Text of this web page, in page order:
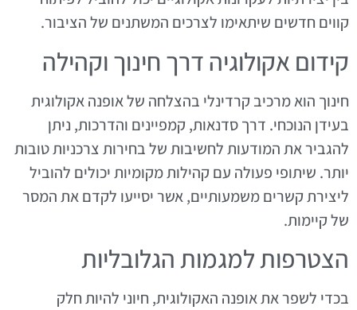
קווים חדשים שיתאימו לצרכים המשתנים של הציבור.
קידום אקולוגיה דרך חינוך וקהילה
חינוך הוא מרכיב קרדינלי בהצלחה של אופנה אקולוגית
בעידן הנוכחי. דרך סדנאות, קמפיינים והדרכות, ניתן
להגביר את המודעות לחשיבות של בחירות צרכניות טובות
יותר. שיתופי פעולה עם קהילות מקומיות יכולים להוביל
ליצירת קשרים משמעותיים, אשר יסייעו לקדם את המסר
של קיימות.
הצטרפות למגמות הגלובליות
בכדי לשפר את אופנה האקולוגית, חיוני להיות חלק